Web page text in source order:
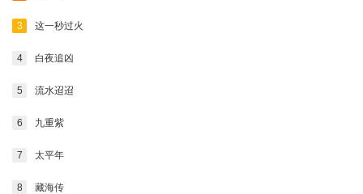
3 这一秒过火
4 白夜追凶
5 流水迢迢
6 九重紫
7 太平年
8 藏海传